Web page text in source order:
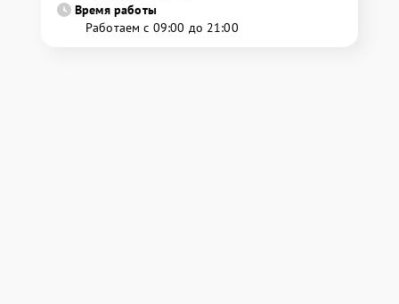
Время работы
Работаем с 09:00 до 21:00